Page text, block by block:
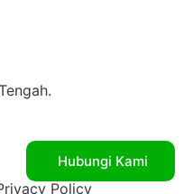
Hubungi Kami
Policy